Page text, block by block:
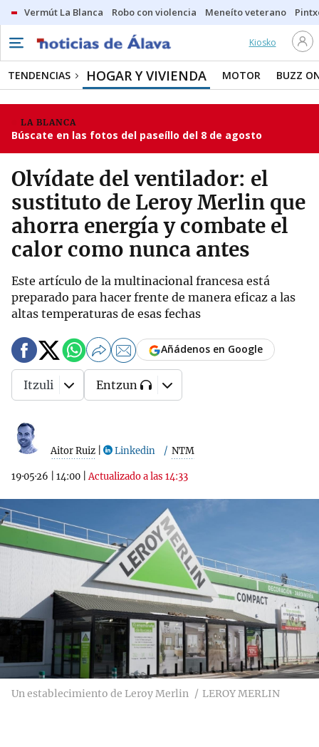
Vermút La Blanca Robo con violencia Meneíto veterano
Kiosko
TENDENCIAS HOGAR Y VIVIENDA MOTOR BUZZ
LA BLANCA
Búscate en las fotos del paseíllo del 8 de agosto
Olvídate del ventilador: el
sustituto de Leroy Merlin que
ahorra energía y combate el
calor como nunca antes
Este artículo de la multinacional francesa está
preparado para hacer frente de manera eficaz a las
altas temperaturas de esas fechas
Aitor Ruiz Linkedin NTM
19·05·26 14:00 |Actualizado a las 14:33
Añádenos en Google
Itzuli Entzun
Un establecimiento de Leroy Merlin LEROY MERLIN